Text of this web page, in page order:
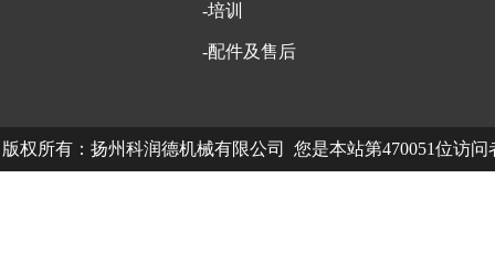
-培训
-配件及售后
版权所有：扬州科润德机械有限公司 您是本站第470051位访